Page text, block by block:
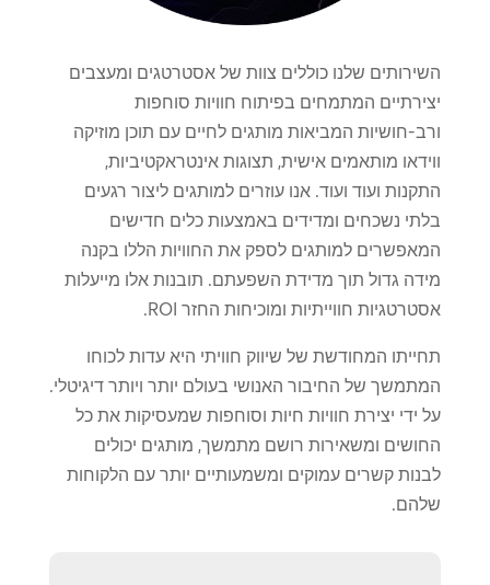
השירותים שלנו כוללים צוות של אסטרטגים ומעצבים
יצירתיים המתמחים בפיתוח חוויות סוחפות
ורב-חושיות המביאות מותגים לחיים עם תוכן מוזיקה
ווידאו מותאמים אישית, תצוגות אינטראקטיביות,
התקנות ועוד ועוד. אנו עוזרים למותגים ליצור רגעים
בלתי נשכחים ומדידים באמצעות כלים חדישים
המאפשרים למותגים לספק את החוויות הללו בקנה
מידה גדול תוך מדידת השפעתם. תובנות אלו מייעלות
אסטרטגיות חווייתיות ומוכיחות החזר ROI.
תחייתו המחודשת של שיווק חוויתי היא עדות לכוחו
המתמשך של החיבור האנושי בעולם יותר ויותר דיגיטלי.
על ידי יצירת חוויות חיות וסוחפות שמעסיקות את כל
החושים ומשאירות רושם מתמשך, מותגים יכולים
לבנות קשרים עמוקים ומשמעותיים יותר עם הלקוחות
שלהם.